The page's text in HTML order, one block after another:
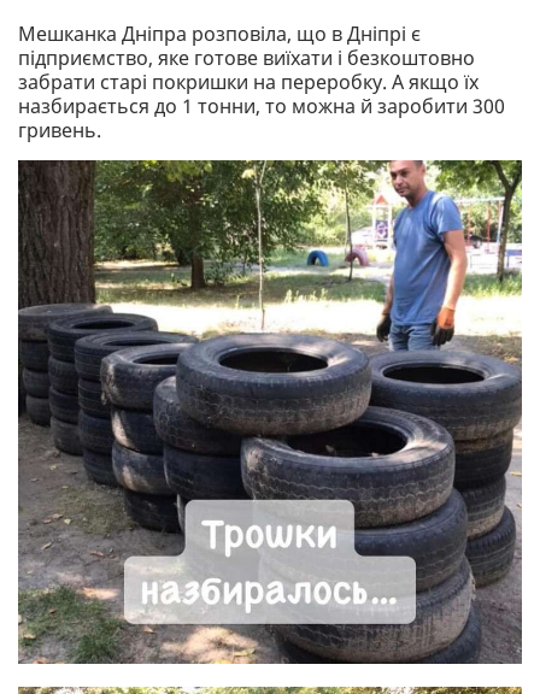
Мешканка Дніпра розповіла, що в Дніпрі є
підприємство, яке готове виїхати і безкоштовно
забрати старі покришки на переробку. А якщо їх
назбирається до 1 тонни, то можна й заробити 300
гривень.